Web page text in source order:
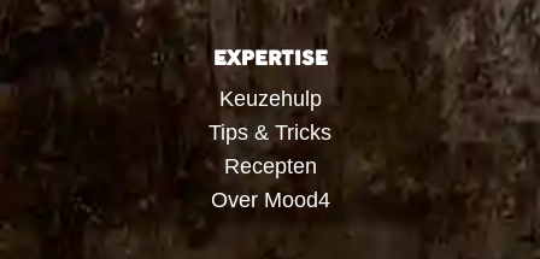
EXPERTISE
Keuzehulp
Tips & Tricks
Recepten
Over Mood4